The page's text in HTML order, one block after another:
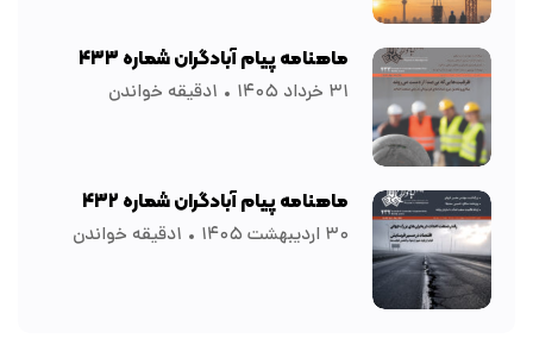
ماهنامه پیام آبادگران شماره ۴۳۳
۳۱ خرداد ۱۴۰۵ ۱دقیقه خواندن
ماهنامه پیام آبادگران شماره ۴۳۲
۳۰ اردیبهشت ۱۴۰۵ ۱دقیقه خواندن